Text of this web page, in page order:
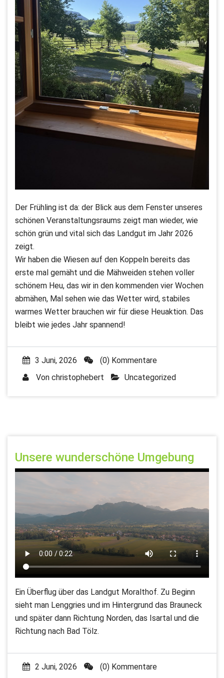
Der Frühling ist da: der Blick aus dem Fenster unseres
schönen Veranstaltungsraums zeigt man wieder, wie
schön grün und vital sich das Landgut im Jahr 2026
zeigt.
Wir haben die Wiesen auf den Koppeln bereits das
erste mal gemäht und die Mähweiden stehen voller
schönem Heu, das wir in den kommenden vier Wochen
abmähen, Mal sehen wie das Wetter wird, stabiles
warmes Wetter brauchen wir für diese Heuaktion. Das
bleibt wie jedes Jahr spannend!
3 Juni, 2026
(0) Kommentare
Von christophebert Uncategorized
Unsere wunderschöne Umgebung
Ein Überflug über das Landgut Moralthof. Zu Beginn
sieht man Lenggries und im Hintergrund das Brauneck
und später dann Richtung Norden, das Isartal und die
Richtung nach Bad Tölz.
2 Juni, 2026
(0) Kommentare